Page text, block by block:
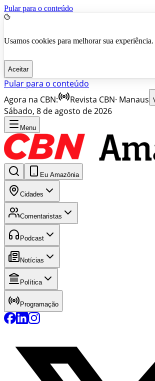
Pular para o conteúdo
Usamos cookies para melhorar sua experiência.
Aceitar
Pular para o conteúdo
Agora na CBN:
Revista CBN· Manaus
Sábado, 8 de agosto de 2026
Menu
Eu Amazônia
Cidades
Comentaristas
Podcast
Notícias
Política
Programação